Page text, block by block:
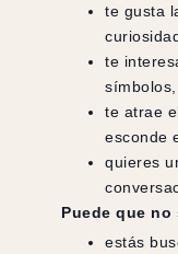
te gusta
te
símbolos,
te atrae
esconde
quieres
Puede que
estás